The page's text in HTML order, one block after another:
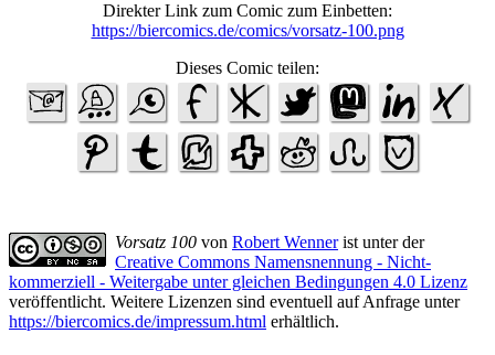
Direkter Link zum Comic zum Einbetten:
https://biercomics.de/comics/vorsatz-100.png
Dieses Comic teilen:
Vorsatz 100 von Robert Wennerist unter der
Creative Commons Namensnennung - Nicht-
kommerziell - Weitergabe unter gleichen Bedingungen 4.0 Lizenz
veröffentlicht. Weitere Lizenzen sind eventuell auf Anfrage unter
https://biercomics.de/impressum.html erhältlich.